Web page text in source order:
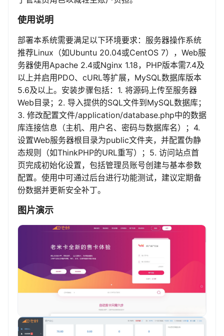
使用说明
部署本系统需要满足以下环境要求：服务器操作系统
推荐Linux（如Ubuntu 20.04或CentOS 7），Web服
务器使用Apache 2.4或Nginx 1.18，PHP版本需7.4及
以上并启用PDO、cURL等扩展，MySQL数据库版本
5.6及以上。安装步骤包括：1. 将源码上传至服务器
Web目录；2. 导入提供的SQL文件到MySQL数据库；
3. 修改配置文件/application/database.php中的数据
库连接信息（主机、用户名、密码与数据库名）；4.
设置Web服务器根目录为public文件夹，并配置伪静
态规则（如ThinkPHP的URL重写）；5. 访问站点首
页完成初始化设置，包括管理员账号创建与基本参数
配置。使用中可通过后台进行功能测试，建议定期备
份数据并更新安全补丁。
图片演示